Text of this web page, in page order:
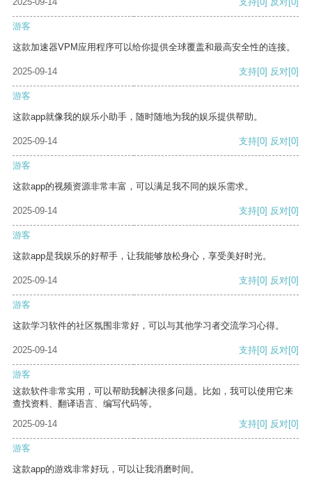
游客
这款加速器VPM应用程序可以给你提供全球覆盖和最高安全性的连接。
2025-09-14 支持[0] 反对[0]
游客
这款app就像我的娱乐小助手，随时随地为我的娱乐提供帮助。
2025-09-14 支持[0] 反对[0]
游客
这款app的视频资源非常丰富，可以满足我不同的娱乐需求。
2025-09-14 支持[0] 反对[0]
游客
这款app是我娱乐的好帮手，让我能够放松身心，享受美好时光。
2025-09-14 支持[0] 反对[0]
游客
这款学习软件的社区氛围非常好，可以与其他学习者交流学习心得。
2025-09-14 支持[0] 反对[0]
游客
这款软件非常实用，可以帮助我解决很多问题。比如，我可以使用它来
查找资料、翻译语言、编写代码等。
2025-09-14
支持[0] 反对[0]
游客
这款app的游戏非常好玩，可以让我消磨时间。